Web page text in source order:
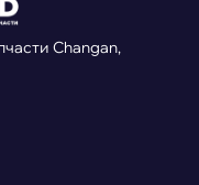
Changan,